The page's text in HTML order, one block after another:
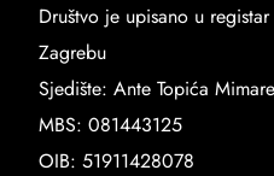
Društvo je upisano u
Zagrebu
Sjedište: Ante Topića
MBS: 081443125
OIB: 51911428078